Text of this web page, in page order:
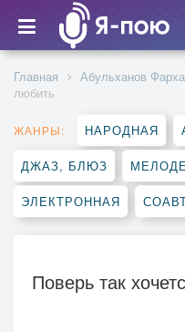
Главная Абульханов
любить
ЖАНРЫ: НАРОДНАЯ
ДЖАЗ, БЛЮЗ
ЭЛЕКТРОННАЯ
Поверь так